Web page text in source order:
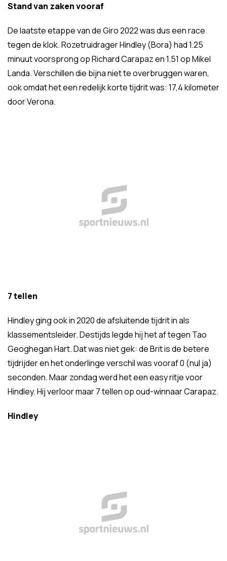
Stand van zaken vooraf
De laatste etappe van de Giro 2022 was dus een race
tegen de klok. Rozetruidrager Hindley (Bora) had 1.25
minuut voorsprong op Richard Carapaz en 1.51 op Mikel
Landa. Verschillen die bijna niet te overbruggen waren,
ook omdat het een redelijk korte tijdrit was: 17,4 kilometer
door Verona.
7 tellen
Hindley ging ook in 2020 de afsluitende tijdrit in als
klassementsleider. Destijds legde hij het af tegen Tao
Geoghegan Hart. Dat was niet gek: de Brit is de betere
tijdrijder en het onderlinge verschil was vooraf 0 (nul ja)
seconden. Maar zondag werd het een easy ritje voor
Hindley. Hij verloor maar 7 tellen op oud-winnaar Carapaz.
Hindley